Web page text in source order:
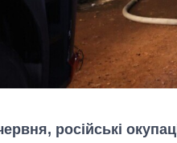
російські